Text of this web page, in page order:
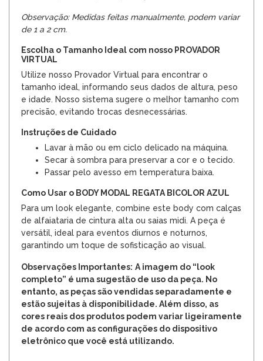
Observação: Medidas feitas manualmente, podem variar
de 1 a 2 cm.
Escolha o Tamanho Ideal com nosso PROVADOR
VIRTUAL
Utilize nosso Provador Virtual para encontrar o
tamanho ideal, informando seus dados de altura, peso
e idade. Nosso sistema sugere o melhor tamanho com
precisão, evitando trocas desnecessárias.
Instruções de Cuidado
Lavar à mão ou em ciclo delicado na máquina.
Secar à sombra para preservar a cor e o tecido.
Passar pelo avesso em temperatura baixa.
Como Usar o BODY MODAL REGATA BICOLOR AZUL
Para um look elegante, combine este body com calças
de alfaiataria de cintura alta ou saias midi. A peça é
versátil, ideal para eventos diurnos e noturnos,
garantindo um toque de sofisticação ao visual.
Observações Importantes: A imagem do “look
completo” é uma sugestão de uso da peça. No
entanto, as peças são vendidas separadamente e
estão sujeitas à disponibilidade. Além disso, as
cores reais dos produtos podem variar ligeiramente
de acordo com as configurações do dispositivo
eletrônico que você está utilizando.